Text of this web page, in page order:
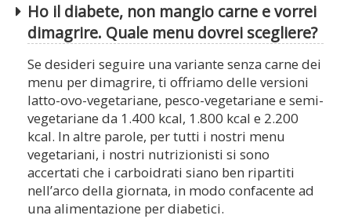
Ho il diabete, non mangio carne e vorrei
dimagrire. Quale menu dovrei scegliere?
Se desideri seguire una variante senza carne dei
menu per dimagrire, ti offriamo delle versioni
latto-ovo-vegetariane, pesco-vegetariane e semi-
vegetariane da 1.400 kcal, 1.800 kcal e 2.200
kcal. In altre parole, per tutti i nostri menu
vegetariani, i nostri nutrizionisti si sono
accertati che i carboidrati siano ben ripartiti
nell’arco della giornata, in modo confacente ad
una alimentazione per diabetici.